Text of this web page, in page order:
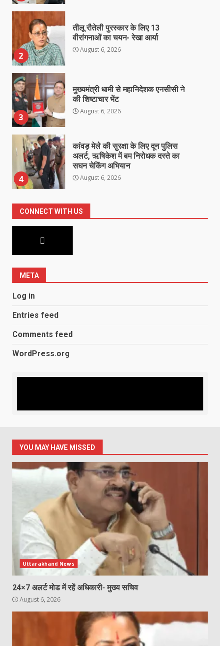
2
August 6, 2026
3
August 6, 2026
सघन चेकिंग अभियान
August 6, 2026
5
घेराव का ऐलान
August 6, 2026
CONNECT WITH US
META
Log in
Entries feed
Comments feed
WordPress.org
YOU MAY HAVE MISSED
Uttarakhand News
24×7 अलर्ट मोड में रहें अधिकारी- मुख्य सचिव
August 6, 2026